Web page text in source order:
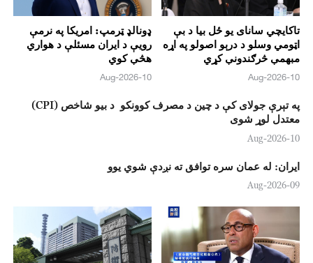
ډونالډ ټرمپ: امريکا په نرمې
رويې د ايران مسئلې د هواري
هڅې کوي
10-Aug-2026
تاکایچي سانای يو ځل بيا د بې
اټومي وسلو د درېو اصولو په اړه
مبهمې څرګندونې کړي
10-Aug-2026
په تېرې جولای کې د چين د مصرف کوونکو د بيو شاخص (CPI)
معتدل لوړ شوی
10-Aug-2026
ايران: له عمان سره توافق ته نږدې شوي یوو
09-Aug-2026